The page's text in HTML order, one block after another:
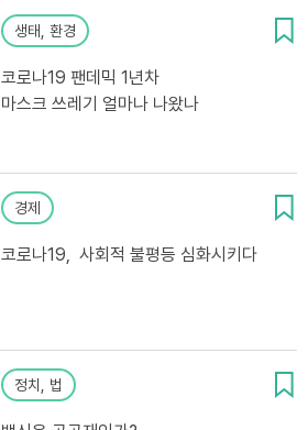
생태, 환경
코로나19 팬데믹 1년차
마스크 쓰레기 얼마나 나왔나
경제
코로나19, 사회적 불평등 심화시키다
정치, 법